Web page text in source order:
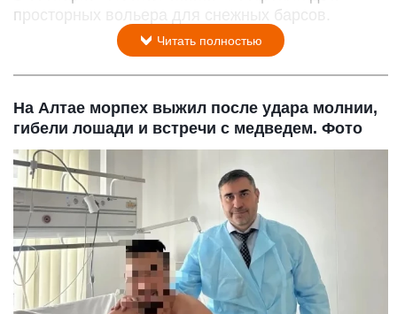
просторных вольера для снежных барсов.
Читать полностью
На Алтае морпех выжил после удара молнии,
гибели лошади и встречи с медведем. Фото